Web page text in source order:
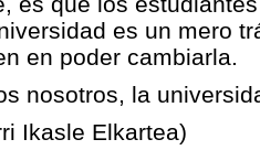
es un mero
en poder cambiarla.
nosotros, la
Ikasle Elkartea)